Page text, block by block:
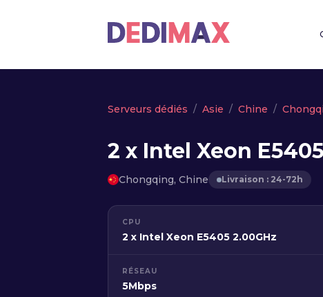
Serveurs dédiés Asie Chine
2 x Intel Xeon
Chongqing, Chine Livraison : 24-72h
CPU
2 x Intel Xeon E5405 2.00GHz
RÉSEAU
5Mbps